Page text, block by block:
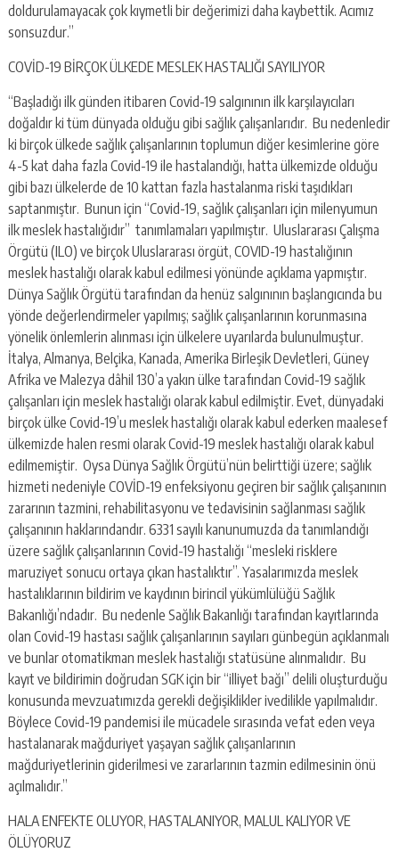
doldurulamayacak çok kıymetli bir değerimizi daha kaybettik. Acımız
sonsuzdur.”
COVİD-19 BİRÇOK ÜLKEDE MESLEK HASTALIĞI SAYILIYOR
“Başladığı ilk günden itibaren Covid-19 salgınının ilk karşılayıcıları
doğaldır ki tüm dünyada olduğu gibi sağlık çalışanlarıdır. Bu nedenledir
ki birçok ülkede sağlık çalışanlarının toplumun diğer kesimlerine göre
4-5 kat daha fazla Covid-19 ile hastalandığı, hatta ülkemizde olduğu
gibi bazı ülkelerde de 10 kattan fazla hastalanma riski taşıdıkları
saptanmıştır. Bunun için “Covid-19, sağlık çalışanları için milenyumun
ilk meslek hastalığıdır” tanımlamaları yapılmıştır. Uluslararası Çalışma
Örgütü (ILO) ve birçok Uluslararası örgüt, COVID-19 hastalığının
meslek hastalığı olarak kabul edilmesi yönünde açıklama yapmıştır.
Dünya Sağlık Örgütü tarafından da henüz salgınının başlangıcında bu
yönde değerlendirmeler yapılmış; sağlık çalışanlarının korunmasına
yönelik önlemlerin alınması için ülkelere uyarılarda bulunulmuştur.
İtalya, Almanya, Belçika, Kanada, Amerika Birleşik Devletleri, Güney
Afrika ve Malezya dâhil 130’a yakın ülke tarafından Covid-19 sağlık
çalışanları için meslek hastalığı olarak kabul edilmiştir. Evet, dünyadaki
birçok ülke Covid-19’u meslek hastalığı olarak kabul ederken maalesef
ülkemizde halen resmi olarak Covid-19 meslek hastalığı olarak kabul
edilmemiştir. Oysa Dünya Sağlık Örgütü’nün belirttiği üzere; sağlık
hizmeti nedeniyle COVİD-19 enfeksiyonu geçiren bir sağlık çalışanının
zararının tazmini, rehabilitasyonu ve tedavisinin sağlanması sağlık
çalışanının haklarındandır. 6331 sayılı kanunumuzda da tanımlandığı
üzere sağlık çalışanlarının Covid-19 hastalığı “mesleki risklere
maruziyet sonucu ortaya çıkan hastalıktır”. Yasalarımızda meslek
hastalıklarının bildirim ve kaydının birincil yükümlülüğü Sağlık
Bakanlığı’ndadır. Bu nedenle Sağlık Bakanlığı tarafından kayıtlarında
olan Covid-19 hastası sağlık çalışanlarının sayıları günbegün açıklanmalı
ve bunlar otomatikman meslek hastalığı statüsüne alınmalıdır. Bu
kayıt ve bildirimin doğrudan SGK için bir “illiyet bağı” delili oluşturduğu
konusunda mevzuatımızda gerekli değişiklikler ivedilikle yapılmalıdır.
Böylece Covid-19 pandemisi ile mücadele sırasında vefat eden veya
hastalanarak mağduriyet yaşayan sağlık çalışanlarının
mağduriyetlerinin giderilmesi ve zararlarının tazmin edilmesinin önü
açılmalıdır.”
HALA ENFEKTE OLUYOR, HASTALANIYOR, MALUL KALIYOR VE
ÖLÜYORUZ